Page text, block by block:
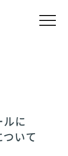
ルに
ついて